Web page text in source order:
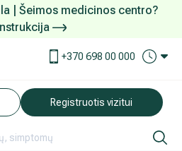
| Šeimos medicinos centro?
+370 698 00 000
Registruotis vizitui